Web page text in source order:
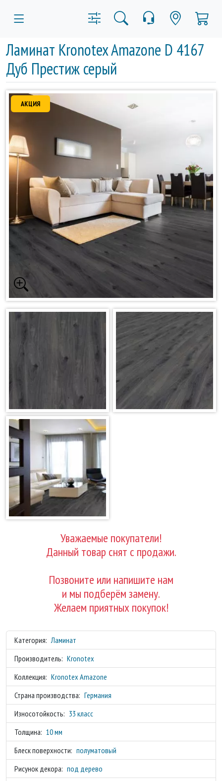
Ламинат Kronotex Amazone D 4167
Дуб Престиж серый
АКЦИЯ
Уважаемые покупатели!
Данный товар снят с продажи.
Позвоните или напишите нам
и мы подберём замену.
Желаем приятных покупок!
Категория: Ламинат
Производитель: Kronotex
Коллекция: Kronotex Amazone
Страна производства: Германия
Износотойкость: 33 класс
Толщина: 10 мм
Блеск поверхности: полуматовый
Рисунок декора: под дерево